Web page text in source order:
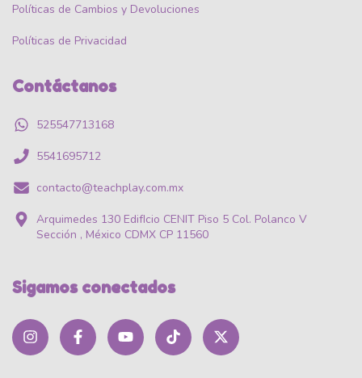
Políticas de Cambios y Devoluciones
Políticas de Privacidad
Contáctanos
525547713168
5541695712
contacto@teachplay.com.mx
Arquimedes 130 EdifIcio CENIT Piso 5 Col. Polanco V
Sección , México CDMX CP 11560
Sigamos conectados